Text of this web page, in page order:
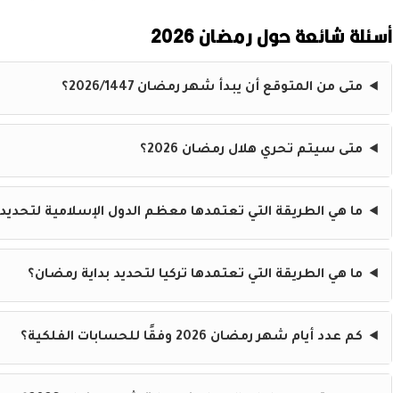
أسئلة شائعة حول رمضان 2026
متى من المتوقع أن يبدأ شهر رمضان 2026/1447؟
متى سيتم تحري هلال رمضان 2026؟
ما هي الطريقة التي تعتمدها معظم الدول الإسلامية
ما هي الطريقة التي تعتمدها تركيا لتحديد بداية رمضان؟
كم عدد أيام شهر رمضان 2026 وفقًا للحسابات الفلكية؟